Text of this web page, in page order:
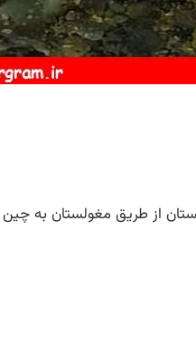
از طریق مغولستان به